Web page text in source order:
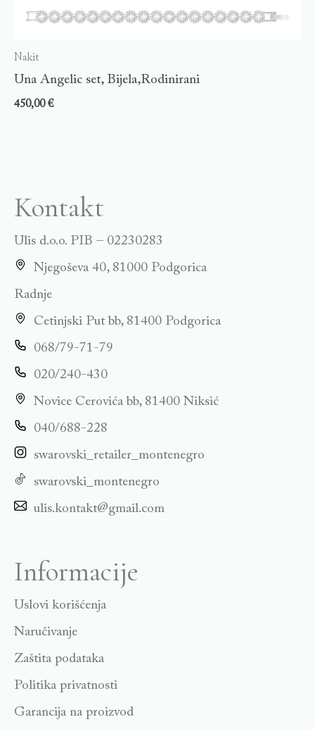
Nakit
Una Angelic set, Bijela,Rodinirani
450,00€
Kontakt
Ulis d.o.o. PIB – 02230283
Njegoševa 40, 81000 Podgorica
Radnje
Cetinjski Put bb, 81400 Podgorica
068/79-71-79
020/240-430
Novice Cerovića bb, 81400 Niksić
040/688-228
swarovski_retailer_montenegro
swarovski_montenegro
ulis.kontakt@gmail.com
Informacije
Uslovi korišćenja
Naručivanje
Zaštita podataka
Politika privatnosti
Garancija na proizvod